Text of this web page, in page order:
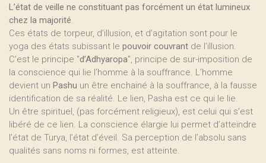
L’état de veille ne constituant pas forcément un état lumineux
chez la majorité.
Ces états de torpeur, d’illusion, et d’agitation sont pour le
yoga des états subissant le pouvoir couvrant de l’illusion.
C’est le principe "d’Adhyaropa", principe de sur-imposition de
la conscience qui lie l’homme à la souffrance. L’homme
devient un Pashu un être enchainé à la souffrance, à la fausse
identification de sa réalité. Le lien, Pasha est ce qui le lie.
Un être spirituel, (pas forcément religieux), est celui qui s’est
libéré de ce lien. La conscience élargie lui permet d’atteindre
l’état de Turya, l’état d’éveil. Sa perception de l’absolu sans
qualités sans noms ni formes, est atteinte.